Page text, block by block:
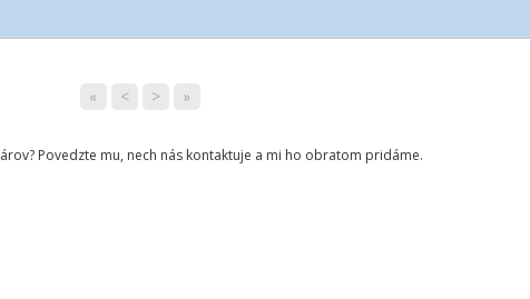
« < > »
Povedzte mu, nech nás kontaktuje a mi ho obratom pridáme.